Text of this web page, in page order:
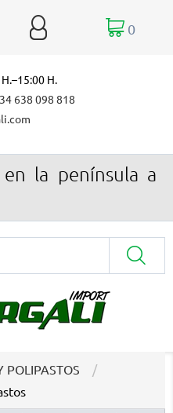
 0
H.
638 098 818
la península a
POLIPASTOS